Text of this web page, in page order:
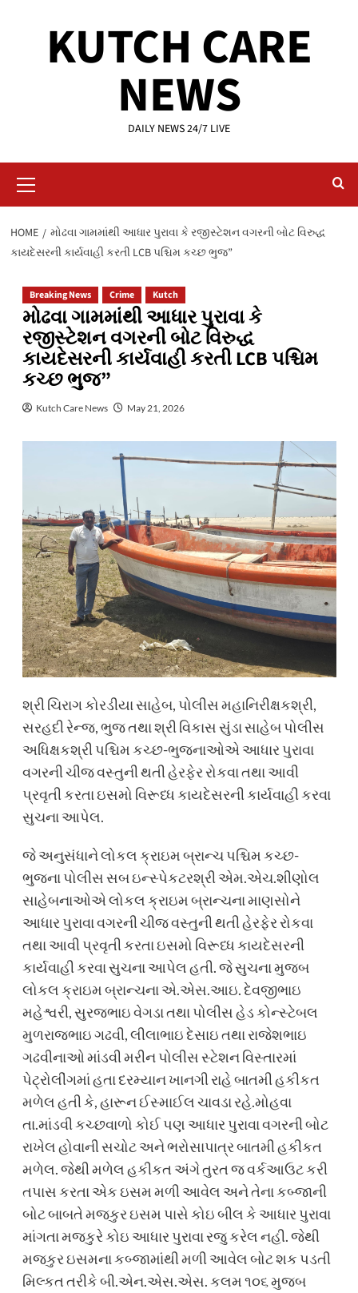
KUTCH CARE
NEWS
DAILY NEWS 24/7 LIVE
Menu
HOME
મોઢવા ગામમાંથી આધાર પુરાવા કે રજીસ્ટેશન વગરની બોટ વિરુદ્ધ
કાયદેસરની કાર્યવાહી કરતી LCB પશ્ચિમ કચ્છ ભુજ”
Breaking News Crime Kutch
મોઢવા ગામમાંથી આધાર પુરાવા કે
રજીસ્ટેશન વગરની બોટ વિરુદ્ધ
કાયદેસરની કાર્યવાહી કરતી LCB પશ્ચિમ
કચ્છ ભુજ”
Kutch Care News May 21, 2026
શ્રી ચિરાગ કોરડીયા સાહેબ, પોલીસ મહાનિરીક્ષકશ્રી,
સરહદી રેન્જ, ભુજ તથા શ્રી વિકાસ સુંડા સાહેબ પોલીસ
અધિક્ષકશ્રી પશ્ચિમ કચ્છ-ભુજનાઓએ આધાર પુરાવા
વગરની ચીજ વસ્તુની થતી હેરફેર રોકવા તથા આવી
પ્રવૃતી કરતા ઇસમો વિરૂધ્ધ કાયદેસરની કાર્યવાહી કરવા
સુચના આપેલ.
જે અનુસંધાને લોકલ ક્રાઇમ બ્રાન્ચ પશ્ચિમ કચ્છ-
ભુજના પોલીસ સબ ઇન્સ્પેકટરશ્રી એમ.એચ.શીણોલ
સાહેબનાઓએ લોકલ ક્રાઇમ બ્રાન્ચના માણસોને
આધાર પુરાવા વગરની ચીજ વસ્તુની થતી હેરફેર રોકવા
તથા આવી પ્રવૃતી કરતા ઇસમો વિરૂધ્ધ કાયદેસરની
કાર્યવાહી કરવા સુચના આપેલ હતી. જે સુચના મુજબ
લોકલ ક્રાઇમ બ્રાન્ચના એ.એસ.આઇ. દેવજીભાઇ
મહેશ્વરી, સુરજભાઇ વેગડા તથા પોલીસ હેડ કોન્સ્ટેબલ
મુળરાજભાઇ ગઢવી, લીલાભાઇ દેસાઇ તથા રાજેશભાઇ
ગઢવીનાઓ માંડવી મરીન પોલીસ સ્ટેશન વિસ્તારમાં
પેટ્રોલીંગમાં હતા દરમ્યાન ખાનગી રાહે બાતમી હકીકત
મળેલ હતી કે, હારૂન ઈસ્માઈલ ચાવડા રહે.મોહવા
તા.માંડવી કચ્છવાળો કોઈ પણ આધાર પુરાવા વગરની બોટ
રાખેલ હોવાની સચોટ અને ભરોસાપાત્ર બાતમી હકીકત
મળેલ. જેથી મળેલ હકીકત અંગે તુરત જ વર્કઆઉટ કરી
તપાસ કરતા એક ઇસમ મળી આવેલ અને તેના કબ્જાની
બોટ બાબતે મજકુર ઇસમ પાસે કોઇ બીલ કે આધાર પુરાવા
માંગતા મજકુરે કોઇ આધાર પુરાવા રજુ કરેલ નહી. જેથી
મજકુર ઇસમના કબ્જામાંથી મળી આવેલ બોટ શક પડતી
મિલ્કત તરીકે બી.એન.એસ.એસ. કલમ ૧૦૬ મુજબ